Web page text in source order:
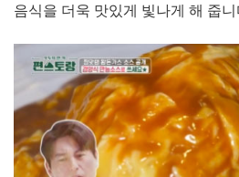
음식을 더욱 맛있게 빛나게 해 줍니